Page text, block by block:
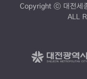
Copyright ⓒ 대전세
ALL